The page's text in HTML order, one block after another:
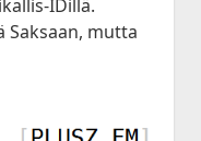
IDillä.
Saksaan, mutta